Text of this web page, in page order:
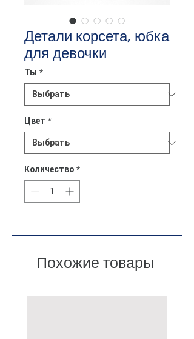
Детали корсета, юбка
для девочки
Ты *
Цвет *
Количество *
Похожие товары